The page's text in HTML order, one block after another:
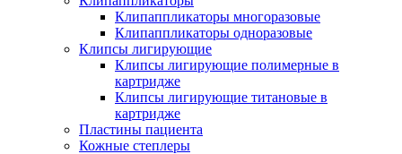
Клипаппликаторы многоразовые
Клипаппликаторы одноразовые
Клипсы лигирующие
Клипсы лигирующие полимерные в
картридже
Клипсы лигирующие титановые в
картридже
Пластины пациента
Кожные степлеры